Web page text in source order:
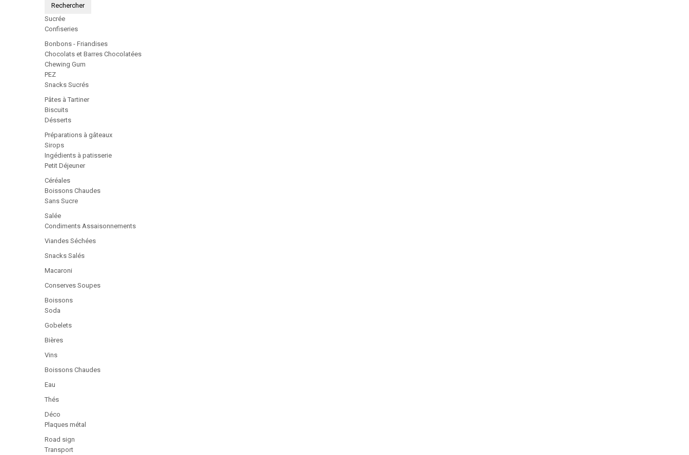
Rechercher
Sucrée
Confiseries
Bonbons - Friandises
Chocolats et Barres Chocolatées
Chewing Gum
PEZ
Snacks Sucrés
Pâtes à Tartiner
Biscuits
Désserts
Préparations à gâteaux
Sirops
Ingédients à patisserie
Petit Déjeuner
Céréales
Boissons Chaudes
Sans Sucre
Salée
Condiments Assaisonnements
Viandes Séchées
Snacks Salés
Macaroni
Conserves Soupes
Boissons
Soda
Gobelets
Bières
Vins
Boissons Chaudes
Eau
Thés
Déco
Plaques métal
Road sign
Transport